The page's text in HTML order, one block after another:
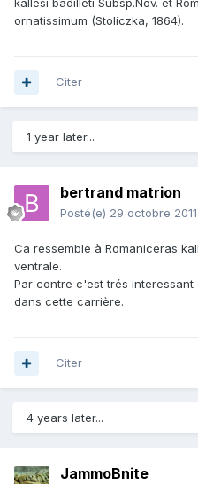
kallesi badilleti Subsp.Nov. et
ornatissimum (Stoliczka, 1864).
Citer
1 year later...
bertrand matrion
Posté(e) 29 octobre 2011
Ca ressemble à Romaniceras
ventrale.
Par contre c'est trés
dans cette carrière.
Citer
4 years later...
JammoBnite